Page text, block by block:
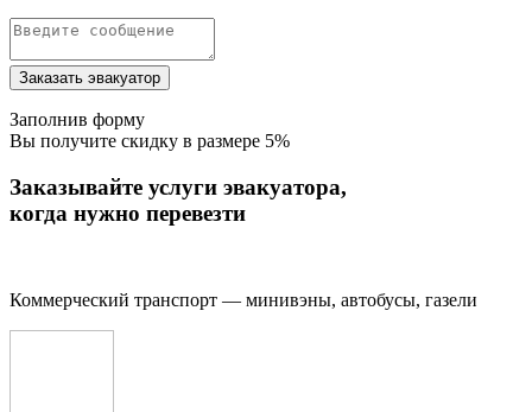
Заказать эвакуатор
Заполнив форму
Вы получите скидку в размере 5%
Заказывайте услуги эвакуатора,
когда нужно перевезти
Коммерческий транспорт — минивэны, автобусы, газели